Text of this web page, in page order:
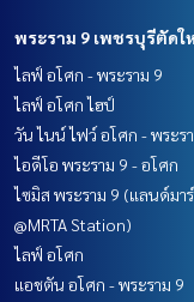
พระราม 9 เพชรบุรีตัดใ
ไลฟ์ อโศก - พระราม 9
ไลฟ์ อโศก ไฮป์
วัน ไนน์ ไฟว์ อโศก - พระร
ไอดีโอ พระราม 9 - อโศก
ไซมิส พระราม 9 (แลนด์มา
@MRTA Station)
ไลฟ์ อโศก
แอชตัน อโศก - พระราม 9